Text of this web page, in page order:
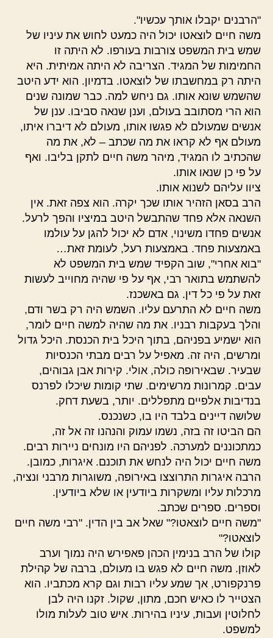
"הרבנים יקבלו אותך עכשיו".
משה חיים לוצאטו יכול היה כמעט לחוש את עיניו של
שמש בית המשפט צורבות בעורפו. לא היתה זו
החמימות של המגיד. הצריבה לא היתה אמיתית. היא
היתה רק במחשבתו של לוצאטו. בדמיון. הוא ידע היטב
שהשמש שונא אותו. גם ניחש למה. כבר שמונה שנים
הוא הרי מסתובב בעולם, וענן שנאה סביבו. ענן של
אנשים שמעולם לא פגשו אותו, מעולם לא דיברו איתו,
מעולם אף לא קראו את מה שכתב – לא, את מה
שהכתיב לו המגיד, מיהר משה חיים לתקן בליבו. ואף
על פי כן שנאו אותו.
ציוו עליהם לשנוא אותו.
הרב בסאן הזהיר אותו שכך יקרה. הוא צפה זאת. אין
השנאה אלא פחד שהתבשל היטב במיציו והפך לרעל.
אנשים פחדו משינוי, אדם לא יכול להגן על עולמו
באמצעות פחד. באמצעות רעל, לעומת זאת…
"בוא אחרי", שוב הקפיד שמש בית המשפט לא
להשתמש בתואר רבי, אף על פי שהיה מחוייב לעשות
זאת על פי כל דין. גם באשכנז.
משה חיים לא התרעם עליו. השמש היה רק בשר ודם,
והלך בעקבות רבניו. את מה שהיה למשה חיים לומר,
הוא ישמיע בפניהם, בתוך היכל בית הכנסת. היכל גדול
ומרשים, היה זה. מאפיל על רבים מבתי הכנסיות
שבעיר. שבאירופה כולה, אולי. קירות אבן גבוהים,
עבים. קמרונות מרשימים. שתי קומות שיכלו לפרנס
בנדיבות אלפיים מתפללים. יותר, בשעת דחק.
שלושה דיינים בלבד היו בו, כשנכנס.
הם הביטו זה בזה, נשמו עמוק והנהנו זה אל זה,
כמתכוננים למערכה. לפניהם היו מונחים ניירות רבים.
משה חיים יכול היה לנחש את תוכנם. איגרות, כמובן.
הרבה איגרות התרוצצו באירופה, משוגרות מרבני ונציה,
מרכלות עליו ומשקרות ביודעין או שלא ביודעין.
וספרים. ספרים שכתב.
"משה חיים לוצאטו?" שאל אב בין הדין. "רבי משה חיים
לוצאטו?"
קולו של הרב בנימין הכהן פאפירש היה נמוך וערב
לאוזן. משה חיים לא פגש בו מעולם, ברבה של קהילת
פרנקפורט, אך שמע עליו רבות וגם קרא מכתביו. הוא
הצטייר לו כאיש חכם, מתון, שקול. זקנו היה לבן
לחלוטין ועבות, עיניו בהירות. איש טוב לעלות מולו
למשפט.